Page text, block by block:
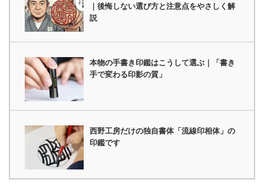
｜後悔しない選び方と注意点をやさしく解
説
本物の手書き印鑑はこうして選ぶ｜「書き
手で変わる印影の質」
西野工房だけの独自書体「流線印相体」の
印鑑です